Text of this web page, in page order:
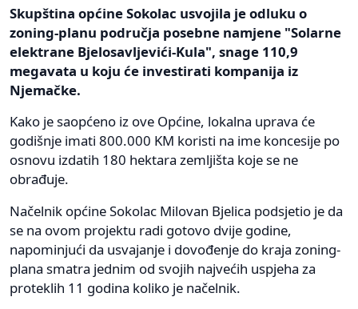
Skupština općine Sokolac usvojila je odluku o
zoning-planu područja posebne namjene "Solarne
elektrane Bjelosavljevići-Kula", snage 110,9
megavata u koju će investirati kompanija iz
Njemačke.
Kako je saopćeno iz ove Općine, lokalna uprava će
godišnje imati 800.000 KM koristi na ime koncesije po
osnovu izdatih 180 hektara zemljišta koje se ne
obrađuje.
Načelnik općine Sokolac Milovan Bjelica podsjetio je da
se na ovom projektu radi gotovo dvije godine,
napominjući da usvajanje i dovođenje do kraja zoning-
plana smatra jednim od svojih najvećih uspjeha za
proteklih 11 godina koliko je načelnik.